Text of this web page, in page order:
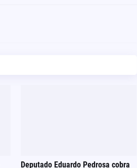
Deputado Eduardo Pedrosa cobra